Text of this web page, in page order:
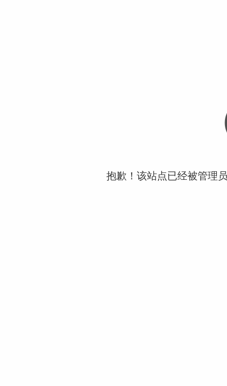
抱歉！该站点已经被管理